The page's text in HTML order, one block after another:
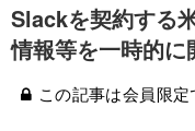
Slackを契約する
情報等を一時的
この記事は会員限